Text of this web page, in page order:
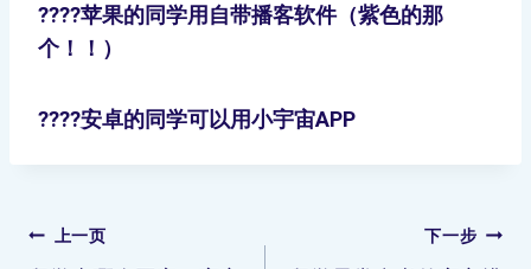
????苹果的同学用自带播客软件（紫色的那
个！！）
????安卓的同学可以用小宇宙APP
上一页 下一步